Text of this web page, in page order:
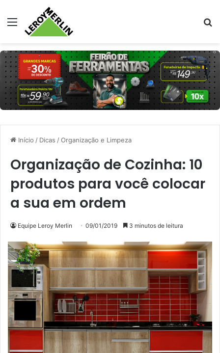
Menu
Início / Dicas /Organização e Limpeza
Organização de Cozinha: 10
produtos para você colocar
a sua em ordem
Equipe Leroy Merlin 09/01/2019 3 minutos de leitura